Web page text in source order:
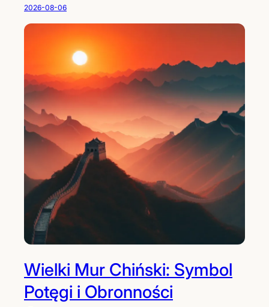
2026-08-06
Wielki Mur Chiński: Symbol
Potęgi i Obronności